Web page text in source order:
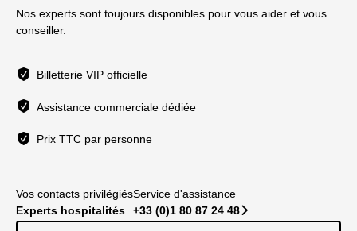
Nos experts sont toujours disponibles pour vous aider et vous
conseiller.
Billetterie VIP officielle
Assistance commerciale dédiée
Prix TTC par personne
Vos contacts privilégiés
Experts hospitalités
Service d'assistance
+33 (0)1 80 87 24 48􀆊